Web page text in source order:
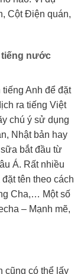
Cột Điện quán,
tiếng nước
Anh để đặt
ra tiếng Việt
chú ý sử dụng
Nhật bản hay
bắt đầu từ
Á. Rất nhiều
tên theo cách
Cha,… Một số
– Mạnh mẽ,
cũng có thể lấy